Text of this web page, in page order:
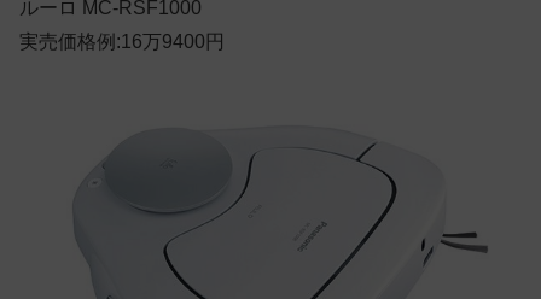
ルーロ MC-RSF1000
実売価格例:16万9400円